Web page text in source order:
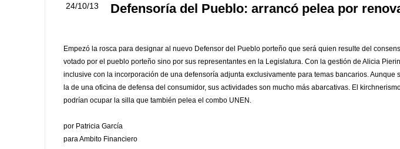
24/10/13 Defensoría del Pueblo: arrancó pelea por
Empezó la rosca para designar al nuevo Defensor del Pueblo porteño que será quien resulte del
votado por el pueblo porteño sino por sus representantes en la Legislatura. Con la gestión de Alicia
inclusive con la incorporación de una defensoría adjunta exclusivamente para temas bancarios. Aunque
la de una oficina de defensa del consumidor, sus actividades son mucho más abarcativas. El
podrían ocupar la silla que también pelea el combo UNEN.
por Patricia García
para Ambito Financiero